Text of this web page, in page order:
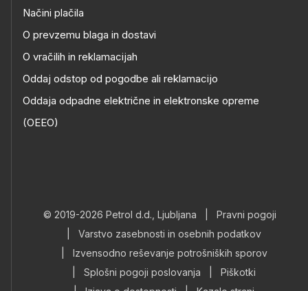
Načini plačila
O prevzemu blaga in dostavi
O vračilih in reklamacijah
Oddaj odstop od pogodbe ali reklamacijo
Oddaja odpadne električne in elektronske opreme
(OEEO)
© 2019-2026 Petrol d.d., Ljubljana
Pravni pogoji
Varstvo zasebnosti in osebnih podatkov
Izvensodno reševanje potrošniških sporov
Splošni pogoji poslovanja
Piškotki